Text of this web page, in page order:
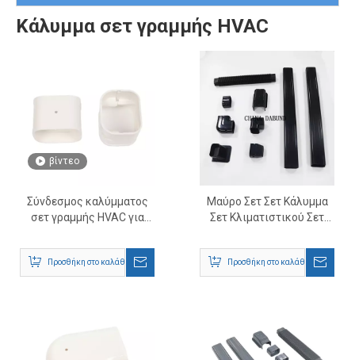
Κάλυμμα σετ γραμμής HVAC
βίντεο
Σύνδεσμος καλύμματος
σετ γραμμής HVAC για
Προσθήκη στο καλάθι
Μαύρο Σετ Σετ Κάλυμμα
Σετ Κλιματιστικού Σετ
Προσθήκη στο καλάθι